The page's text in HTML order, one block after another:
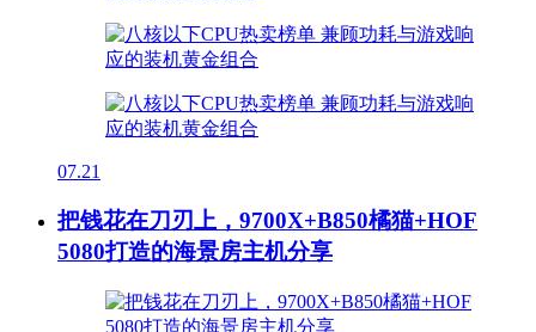
07.21
把钱花在刀刃上，9700X+B850橘猫+HOF
5080打造的海景房主机分享